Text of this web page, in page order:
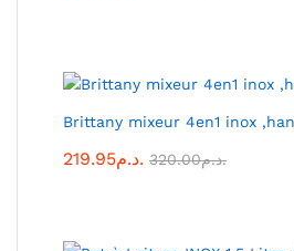
Brittany mixeur 4en1 inox
219.95 د.م. 320.00 د.م.